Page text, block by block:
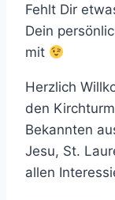
Fehlt Dir
Dein
mit
Herzlich
den
Bekannten
Jesu, St.
allen